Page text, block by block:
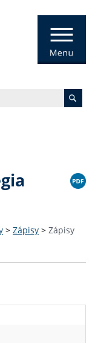
> Zápisy > Zápisy